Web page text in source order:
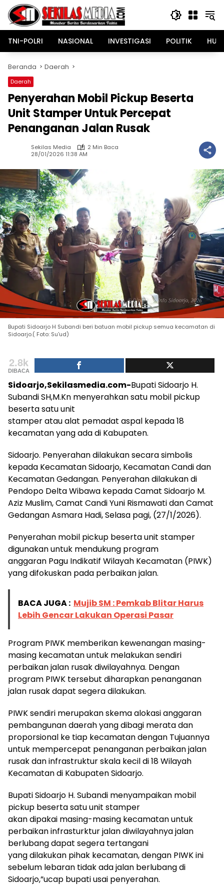
Langsung
konten
TNI-POLRI
NASIONAL INVESTIGASI POLITIK
Beranda Daerah
Daerah
Penyerahan Mobil Pickup Beserta
Unit Stamper Untuk Percepat
Penanganan Jalan Rusak
Sekilas Media
2 Min Baca
28/01/2026 11:38 AM
Bupati Sidoarjo H Subandi beri batuan mobil pickup semua kecamatan di
Sidoarjo.( Foto: Su'ud)
2.8k
DIBACA
Sidoarjo,Sekilasmedia.com-Bupati Sidoarjo H.
Subandi SH,M.Kn menyerahkan satu mobil pickup
beserta satu unit
stamper atau alat pemadat aspal kepada 18
kecamatan yang ada di Kabupaten.
Sidoarjo. Penyerahan dilakukan secara simbolis
kepada Kecamatan Sidoarjo, Kecamatan Candi dan
Kecamatan Gedangan. Penyerahan dilakukan di
Pendopo Delta Wibawa kepada Camat Sidoarjo M.
Aziz Muslim, Camat Candi Yuni Rismawati dan Camat
Gedangan Asmara Hadi, Selasa pagi, (27/1/2026).
Penyerahan mobil pickup beserta unit stamper
digunakan untuk mendukung program
anggaran Pagu Indikatif Wilayah Kecamatan (PIWK)
yang difokuskan pada perbaikan jalan.
BACA JUGA : Mujib SM : Pemkab Blitar Harus
Lebih Gencar Lakukan Operasi Pasar
Program PIWK memberikan kewenangan masing-
masing kecamatan untuk melakukan sendiri
perbaikan jalan rusak diwilayahnya. Dengan
program PIWK tersebut diharapkan penanganan
jalan rusak dapat segera dilakukan.
PIWK sendiri merupakan skema alokasi anggaran
pembangunan daerah yang dibagi merata dan
proporsional ke tiap kecamatan dengan Tujuannya
untuk mempercepat penanganan perbaikan jalan
rusak dan infrastruktur skala kecil di 18 Wilayah
Kecamatan di Kabupaten Sidoarjo.
Bupati Sidoarjo H. Subandi menyampaikan mobil
pickup beserta satu unit stamper
akan dipakai masing-masing kecamatan untuk
perbaikan infrasturktur jalan diwilayahnya jalan
berlubang dapat segera tertangani
yang dilakukan pihak kecamatan, dengan PIWK ini
sebelum lebaran tidak ada jalan berlubang di
Sidoarjo,”ucap bupati usai penyerahan.